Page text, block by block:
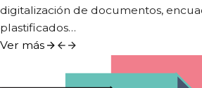
digitalización de documentos,
plastificados…
Ver más